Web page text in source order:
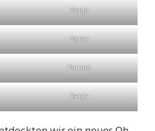
Benje
Benje
Permet
Benje